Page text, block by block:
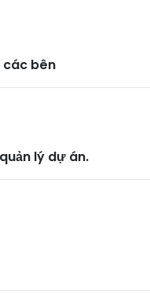
các bên
lý dự án.